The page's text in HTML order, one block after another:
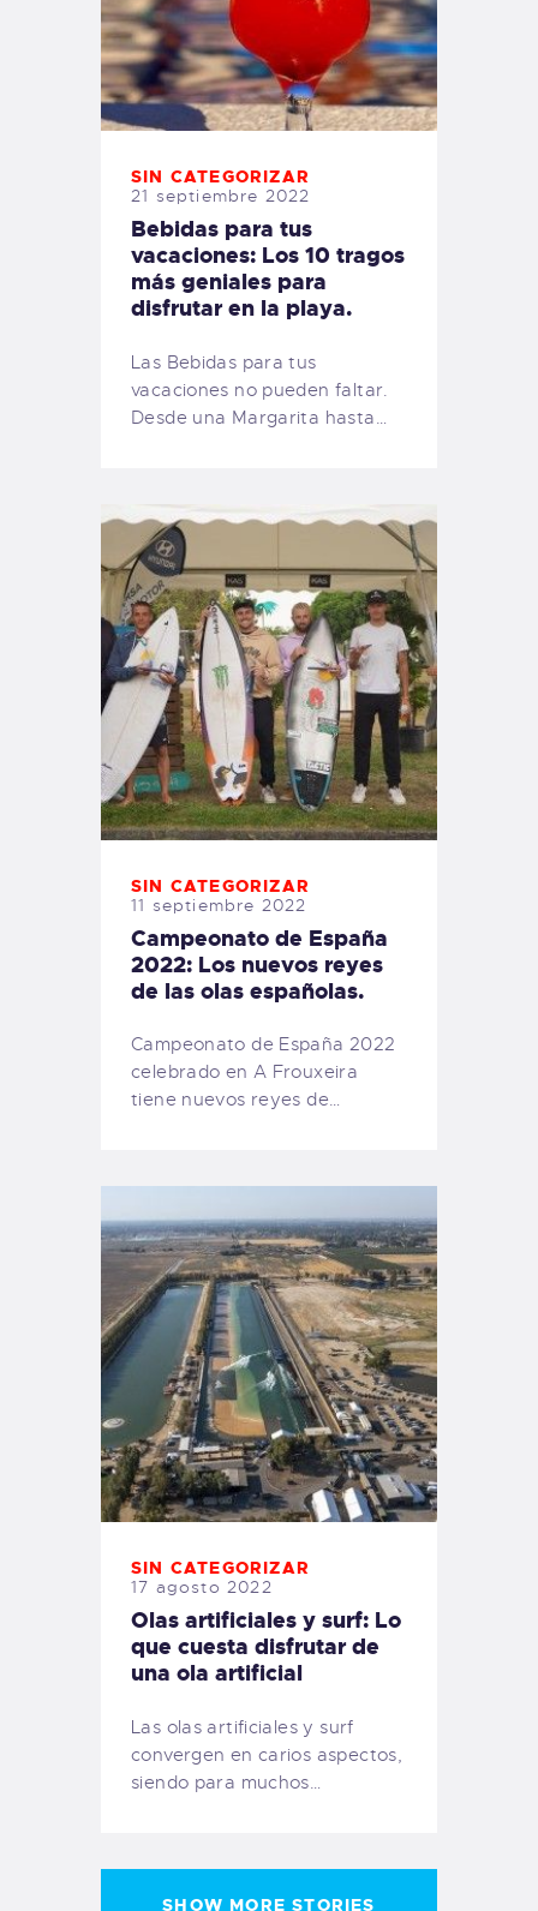
SIN CATEGORIZAR
21 septiembre 2022
Bebidas para tus
vacaciones: Los 10 tragos
más geniales para
disfrutar en la playa.
Las Bebidas para tus
vacaciones no pueden faltar.
Desde una Margarita hasta…
SIN CATEGORIZAR
11 septiembre 2022
Campeonato de España
2022: Los nuevos reyes
de las olas españolas.
Campeonato de España 2022
celebrado en A Frouxeira
tiene nuevos reyes de…
SIN CATEGORIZAR
17 agosto 2022
Olas artificiales y surf: Lo
que cuesta disfrutar de
una ola artificial
Las olas artificiales y surf
convergen en carios aspectos,
siendo para muchos…
SHOW MORE STORIES